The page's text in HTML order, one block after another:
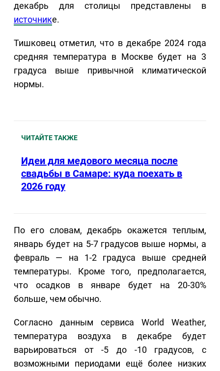
декабрь для столицы представлены в
источнике.
Тишковец отметил, что в декабре 2024 года
средняя температура в Москве будет на 3
градуса выше привычной климатической
нормы.
ЧИТАЙТЕ ТАКЖЕ
Идеи для медового месяца после
свадьбы в Самаре: куда поехать в
2026 году
По его словам, декабрь окажется теплым,
январь будет на 5-7 градусов выше нормы, а
февраль — на 1-2 градуса выше средней
температуры. Кроме того, предполагается,
что осадков в январе будет на 20-30%
больше, чем обычно.
Согласно данным сервиса World Weather,
температура воздуха в декабре будет
варьироваться от -5 до -10 градусов, с
возможными периодами ещё более низких